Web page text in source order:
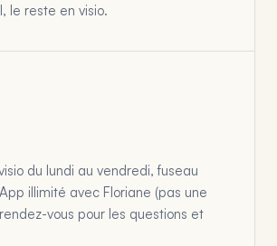
le reste en visio.
du lundi au vendredi, fuseau
illimité avec Floriane (pas une
vous pour les questions et